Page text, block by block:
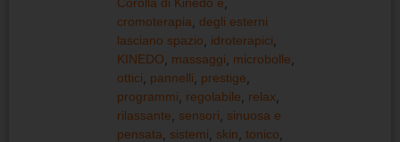
cromoterapia
degli esterni
lasciano spazio
idroterapici
KINEDO
massaggi microbolle
ottici
pannelli prestige
programmi
regolabile relax
rilassante
sensori
sinuosa e
pensata
sistemi skin tonico